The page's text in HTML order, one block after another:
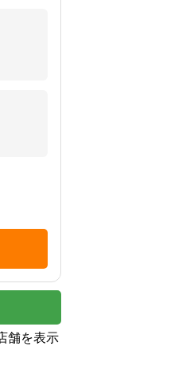
舗を表示